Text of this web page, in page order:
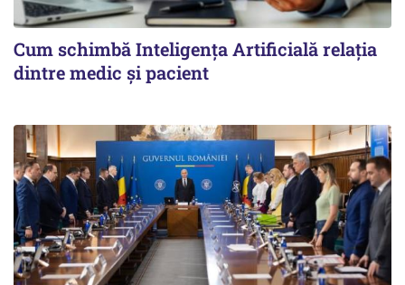
Cum schimbă Inteligența Artificială relația
dintre medic și pacient